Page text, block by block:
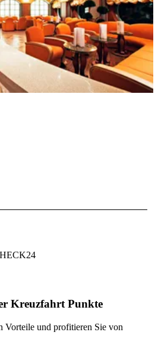
Kreuzfahrt Punkte
Vorteile und profitieren Sie von